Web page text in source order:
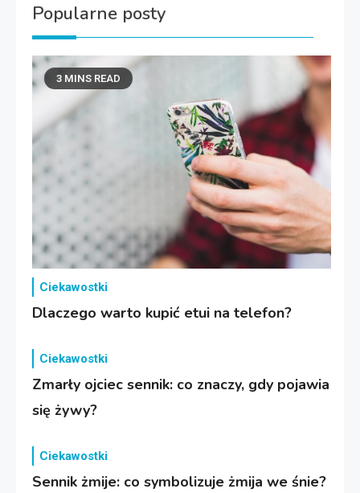
Popularne posty
3 MINS READ
Ciekawostki
Dlaczego warto kupić etui na telefon?
Ciekawostki
Zmarły ojciec sennik: co znaczy, gdy pojawia
się żywy?
Ciekawostki
Sennik żmije: co symbolizuje żmija we śnie?